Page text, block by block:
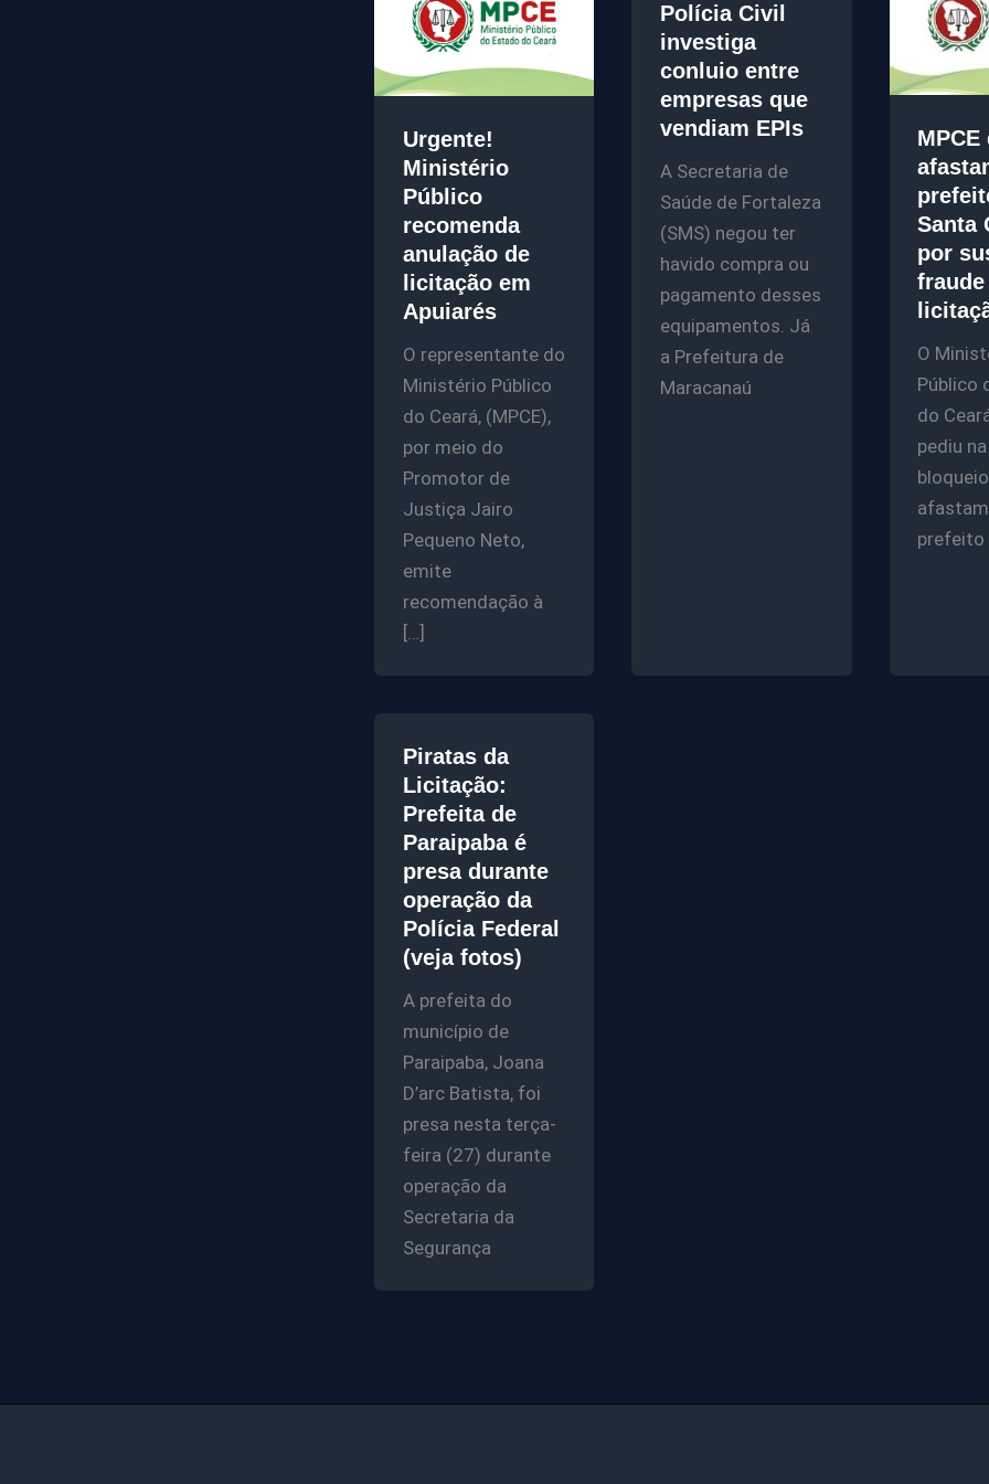
Urgente!
Ministério
Público
recomenda
anulação de
licitação em
Apuiarés
O representante do
Ministério Público
do Ceará, (MPCE),
por meio do
Promotor de
Justiça Jairo
Pequeno Neto,
emite
recomendação à
[…]
Polícia Civil
investiga
conluio entre
empresas que
vendiam EPIs
A Secretaria de
Saúde de Fortaleza
(SMS) negou ter
havido compra ou
pagamento desses
equipamentos. Já
a Prefeitura de
Maracanaú
MPCE
Santa
por
fraude
O
Público
do
pediu
prefeito
Piratas da
Licitação:
Prefeita de
Paraipaba é
presa durante
operação da
Polícia Federal
(veja fotos)
A prefeita do
município de
Paraipaba, Joana
D’arc Batista, foi
presa nesta terça-
feira (27) durante
operação da
Secretaria da
Segurança